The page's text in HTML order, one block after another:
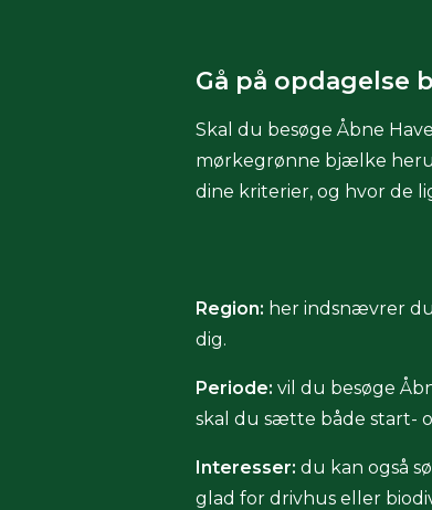
Gå på opdagelse
Skal du besøge Åbne
mørkegrønne bjælke
dine kriterier, og hvor de
Region: her indsnævrer
dig.
Periode: vil du besøge
skal du sætte både start-
Interesser: du kan også
glad for drivhus eller